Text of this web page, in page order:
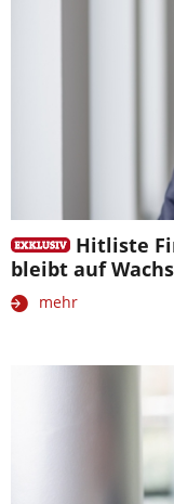
Hitliste
bleibt auf
mehr